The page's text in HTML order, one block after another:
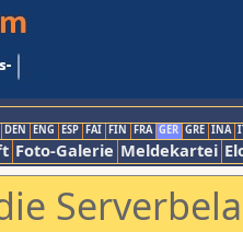
DEN ENG ESP FAI FIN FRA GER GRE INA
Foto-Galerie Meldekartei